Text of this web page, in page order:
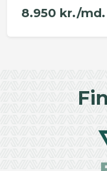
8.950 kr./md.